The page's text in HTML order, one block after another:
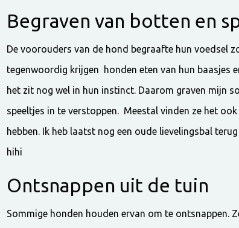
Begraven van botten en
De voorouders van de hond begraafte hun voedsel
tegenwoordig krijgen honden eten van hun baasjes
het zit nog wel in hun instinct. Daarom graven mijn
speeltjes in te verstoppen. Meestal vinden ze het
hebben. Ik heb laatst nog een oude lievelingsbal
hihi
Ontsnappen uit de tuin
Sommige honden houden ervan om te ontsnappen.